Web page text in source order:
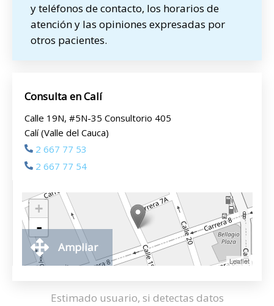
y teléfonos de contacto, los horarios de
atención y las opiniones expresadas por
otros pacientes.
Consulta en Calí
Calle 19N, #5N-35 Consultorio 405
Calí (Valle del Cauca)
2 667 77 53
2 667 77 54
+
-
Leaflet
Ampliar
Estimado usuario, si detectas datos